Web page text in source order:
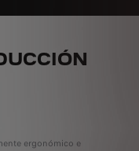
ergonómico e